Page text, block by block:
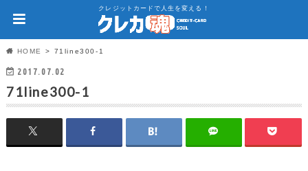
クレジットカードで人生を変える！
HOME 71line300-1
2017.07.02
71line300-1